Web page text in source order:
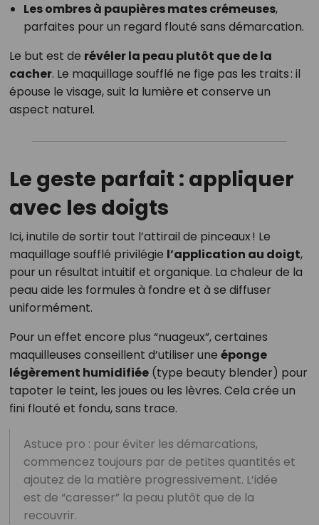
Les ombres à paupières mates crémeuses,
parfaites pour un regard flouté sans démarcation.
Le but est de révéler la peau plutôt que de la
cacher. Le maquillage soufflé ne fige pas les traits : il
épouse le visage, suit la lumière et conserve un
aspect naturel.
Le geste parfait : appliquer
avec les doigts
Ici, inutile de sortir tout l’attirail de pinceaux ! Le
maquillage soufflé privilégie l’application au doigt,
pour un résultat intuitif et organique. La chaleur de la
peau aide les formules à fondre et à se diffuser
uniformément.
Pour un effet encore plus “nuageux”, certaines
maquilleuses conseillent d’utiliser une éponge
légèrement humidifiée(type beauty blender) pour
tapoter le teint, les joues ou les lèvres. Cela crée un
fini flouté et fondu, sans trace.
Astuce pro : pour éviter les démarcations,
commencez toujours par de petites quantités et
ajoutez de la matière progressivement. L’idée
est de “caresser” la peau plutôt que de la
recouvrir.